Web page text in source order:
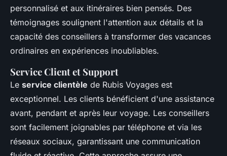
personnalisé et aux itinéraires bien pensés. Des
témoignages soulignent l'attention aux détails et la
capacité des conseillers à transformer des vacances
ordinaires en expériences inoubliables.
Service Client et Support
Le service clientèle de Rubis Voyages est
exceptionnel. Les clients bénéficient d'une assistance
avant, pendant et après leur voyage. Les conseillers
sont facilement joignables par téléphone et via les
réseaux sociaux, garantissant une communication